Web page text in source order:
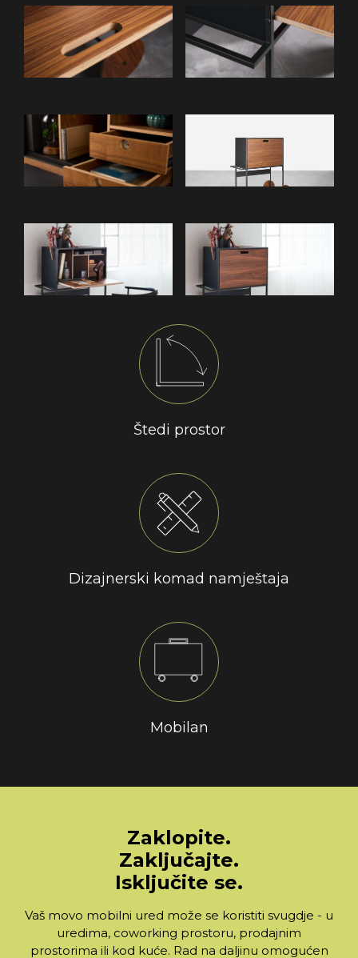
Štedi prostor
Dizajnerski komad namještaja
Mobilan
Zaklopite.
Zaključajte.
Isključite se.
Vaš movo mobilni ured može se koristiti svugdje - u
uredima, coworking prostoru, prodajnim
prostorima ili kod kuće. Rad na daljinu omogućen